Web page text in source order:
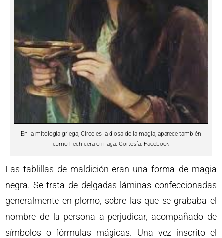
En la mitología griega, Circe es la diosa de la magia, aparece también
como hechicera o maga. Cortesía: Facebook
Las tablillas de maldición eran una forma de magia
negra. Se trata de delgadas láminas confeccionadas
generalmente en plomo, sobre las que se grababa el
nombre de la persona a perjudicar, acompañado de
símbolos o fórmulas mágicas. Una vez inscrito el